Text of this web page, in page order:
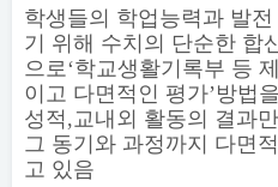
학생들의 학업능력과 발
기 위해 수치의 단순한 합
으로‘학교생활기록부 등
이고 다면적인 평가’방법
성적 ,교내외 활동의 결과
그 동기와 과정까지 다면
고 있음